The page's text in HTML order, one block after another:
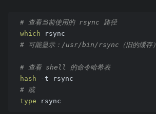
# 查看当前使用的 rsync 路径
which rsync
# 可能显示：/usr/bin/rsync（旧的缓存）
# 查看 shell 的命令哈希表
hash -t rsync
# 或
type rsync